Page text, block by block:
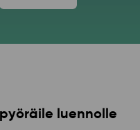
luennolle